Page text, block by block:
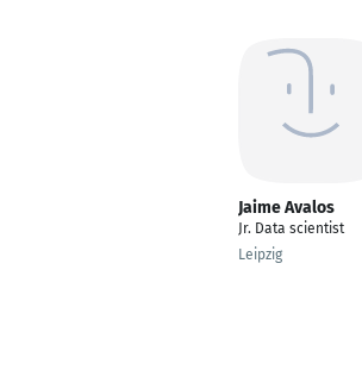
Jaime Avalos
Jr. Data scientist
Leipzig